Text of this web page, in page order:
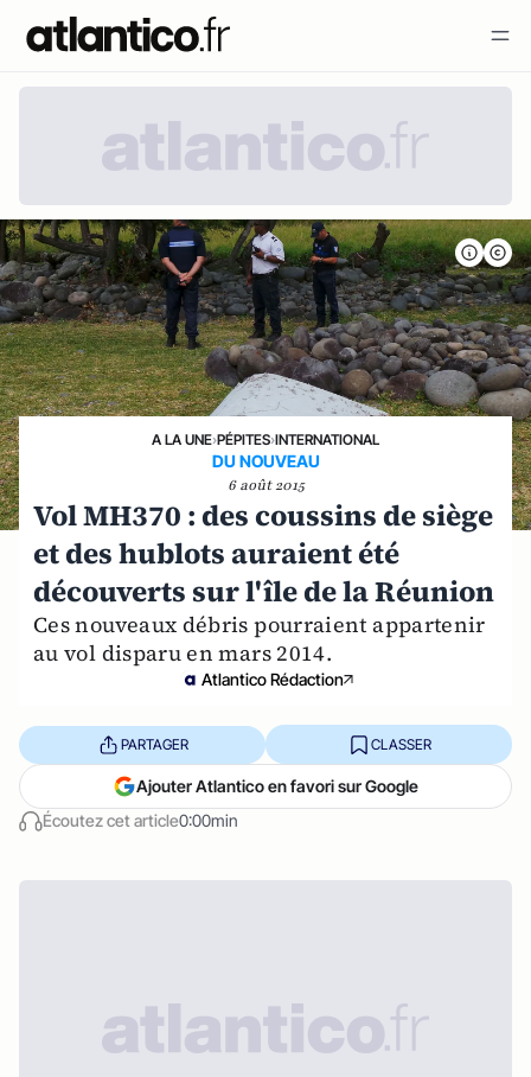
A LA UNE›PÉPITES›INTERNATIONAL
DU NOUVEAU
6 août 2015
Vol MH370 : des coussins de siège
et des hublots auraient été
découverts sur l'île de la Réunion
Ces nouveaux débris pourraient appartenir
au vol disparu en mars 2014.
Atlantico Rédaction
Écoutez cet article0:00min
PARTAGER CLASSER
Ajouter Atlantico en favori sur Google